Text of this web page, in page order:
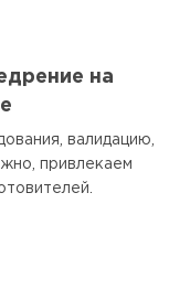
на
валидацию,
привлекаем